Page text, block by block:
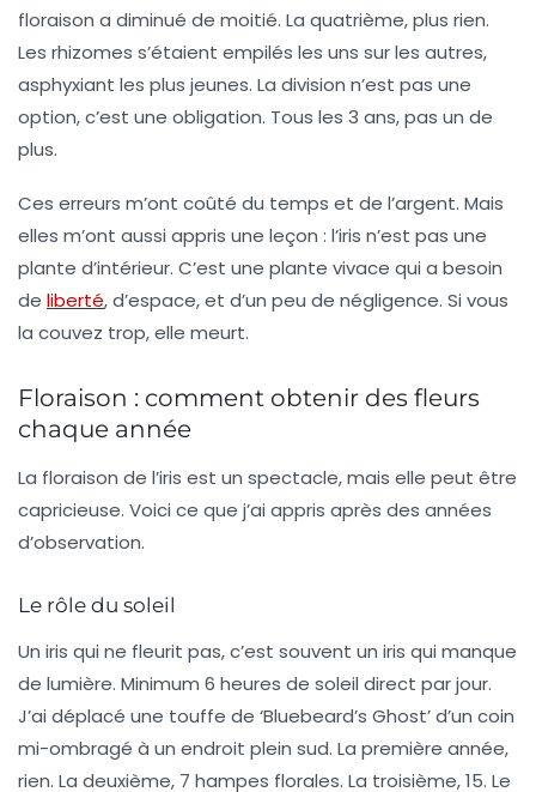
floraison a diminué de moitié. La quatrième, plus rien.
Les rhizomes s’étaient empilés les uns sur les autres,
asphyxiant les plus jeunes. La division n’est pas une
option, c’est une obligation. Tous les 3 ans, pas un de
plus.
Ces erreurs m’ont coûté du temps et de l’argent. Mais
elles m’ont aussi appris une leçon : l’iris n’est pas une
plante d’intérieur. C’est une plante vivace qui a besoin
de liberté, d’espace, et d’un peu de négligence. Si vous
la couvez trop, elle meurt.
Floraison : comment obtenir des fleurs
chaque année
La floraison de l’iris est un spectacle, mais elle peut être
capricieuse. Voici ce que j’ai appris après des années
d’observation.
Le rôle du soleil
Un iris qui ne fleurit pas, c’est souvent un iris qui manque
de lumière. Minimum 6 heures de soleil direct par jour.
J’ai déplacé une touffe de ‘Bluebeard’s Ghost’ d’un coin
mi-ombragé à un endroit plein sud. La première année,
rien. La deuxième, 7 hampes florales. La troisième, 15. Le